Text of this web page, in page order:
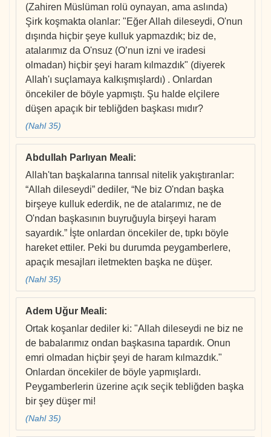
(Zahiren Müslüman rolü oynayan, ama aslında)
Şirk koşmakta olanlar: "Eğer Allah dileseydi, O'nun
dışında hiçbir şeye kulluk yapmazdık; biz de,
atalarımız da O'nsuz (O’nun izni ve iradesi
olmadan) hiçbir şeyi haram kılmazdık" (diyerek
Allah'ı suçlamaya kalkışmışlardı) . Onlardan
öncekiler de böyle yapmıştı. Şu halde elçilere
düşen apaçık bir tebliğden başkası mıdır?
(Nahl 35)
Abdullah Parlıyan Meali:
Allah'tan başkalarına tanrısal nitelik yakıştıranlar:
“Allah dileseydi” dediler, “Ne biz O'ndan başka
birşeye kulluk ederdik, ne de atalarımız, ne de
O'ndan başkasının buyruğuyla birşeyi haram
sayardık.” İşte onlardan öncekiler de, tıpkı böyle
hareket ettiler. Peki bu durumda peygamberlere,
apaçık mesajları iletmekten başka ne düşer.
(Nahl 35)
Adem Uğur Meali:
Ortak koşanlar dediler ki: "Allah dileseydi ne biz ne
de babalarımız ondan başkasına tapardık. Onun
emri olmadan hiçbir şeyi de haram kılmazdık."
Onlardan öncekiler de böyle yapmışlardı.
Peygamberlerin üzerine açık seçik tebliğden başka
bir şey düşer mi!
(Nahl 35)